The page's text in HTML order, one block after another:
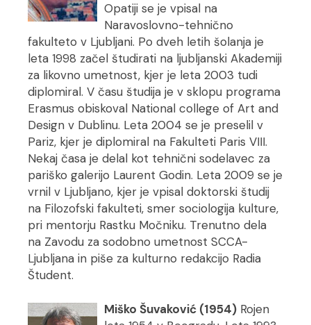
Opatiji se je vpisal na
Naravoslovno-tehnično
fakulteto v Ljubljani. Po dveh letih šolanja je
leta 1998 začel študirati na ljubljanski Akademiji
za likovno umetnost, kjer je leta 2003 tudi
diplomiral. V času študija je v sklopu programa
Erasmus obiskoval National college of Art and
Design v Dublinu. Leta 2004 se je preselil v
Pariz, kjer je diplomiral na Fakulteti Paris VIII.
Nekaj časa je delal kot tehnični sodelavec za
pariško galerijo Laurent Godin. Leta 2009 se je
vrnil v Ljubljano, kjer je vpisal doktorski študij
na Filozofski fakulteti, smer sociologija kulture,
pri mentorju Rastku Močniku. Trenutno dela
na Zavodu za sodobno umetnost SCCA-
Ljubljana in piše za kulturno redakcijo Radia
Študent.
Miško Šuvaković (1954) Rojen